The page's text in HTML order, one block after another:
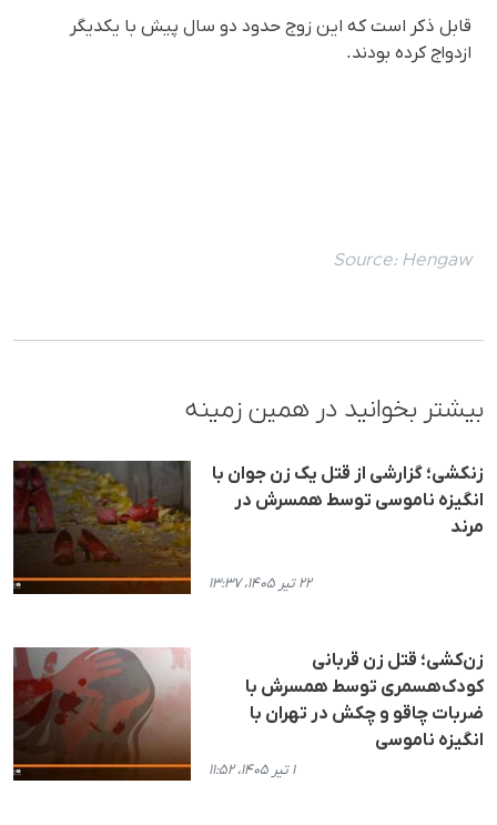
قابل ذکر است که این زوج حدود دو سال پیش با یکدیگر
ازدواج کرده بودند.
Source: Hengaw
بیشتر بخوانید در همین زمینه
زنکشی؛ گزارشی از قتل یک زن جوان با
انگیزه ناموسی توسط همسرش در
مرند
۲۲ تیر ۱۴۰۵، ۱۳:۳۷
زن‌کشی؛ قتل زن قربانی
کودک‌هسمری توسط همسرش با
ضربات چاقو و چکش در تهران با
انگیزه ناموسی
۱ تیر ۱۴۰۵، ۱۱:۵۲